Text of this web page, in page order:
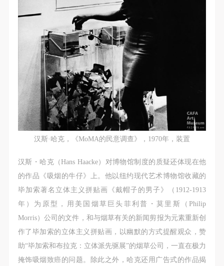
汉斯·哈克，《MoMA的民意调查》，1970年，装置
汉斯・哈克（Hans Haacke）对博物馆制度的质疑还体现在他
的作品《吸烟的牛仔》上。他以纽约现代艺术博物馆收藏的
毕加索著名立体主义拼贴画《戴帽子的男子》（1912-1913
年）为原型，用美国烟草巨头菲利普・莫里斯（Philip
Morris）公司的文件，和与烟草有关的新闻剪报为元素重新创
作了毕加索的立体主义拼贴画，以幽默的方式提醒观众，赞
助“毕加索和布拉克：立体派先驱展”的烟草公司，一直在极力
掩饰吸烟致癌的问题。除此之外，哈克还用广告式的作品揭